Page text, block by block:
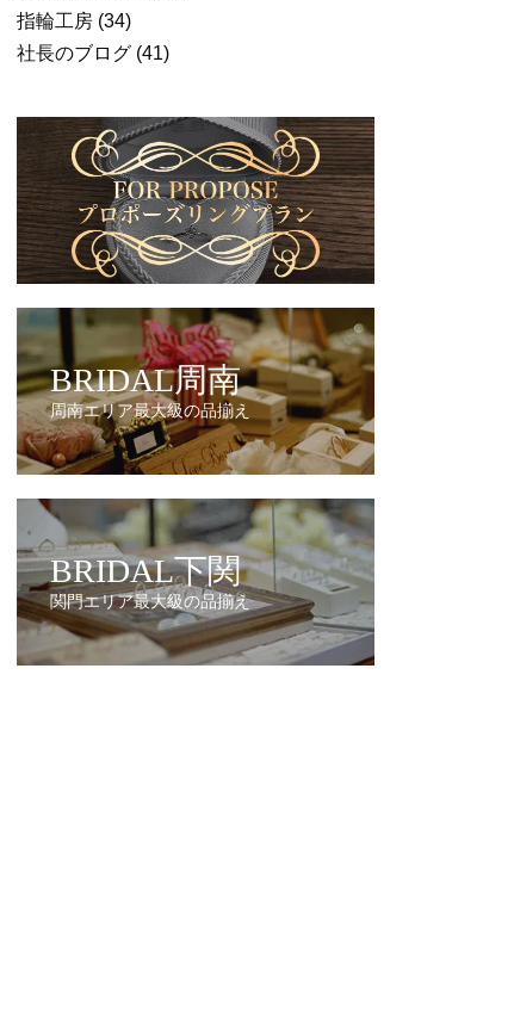
指輪工房 (34)
社長のブログ (41)
BRIDAL周南
周南エリア最大級の品揃え
BRIDAL下関
関門エリア最大級の品揃え